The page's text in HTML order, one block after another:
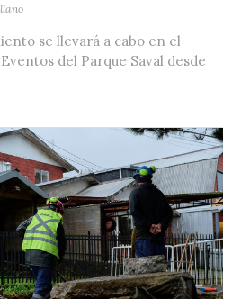
se llevará a cabo en el
del Parque Saval desde